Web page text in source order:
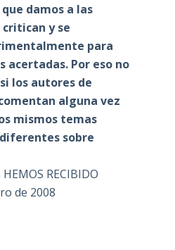
damos a las
critican y se
para
acertadas. Por eso no
los autores de
alguna vez
mismos temas
sobre
RECIBIDO
de 2008